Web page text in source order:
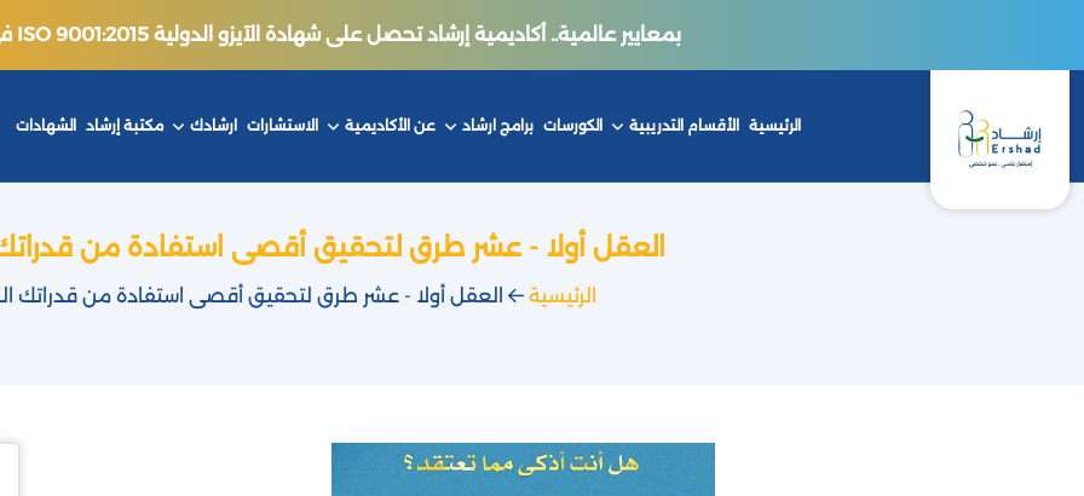
بمعايير عالمية.. أكاديمية إرشاد تحصل على شهادة الآيزو الدولية ISO 9001:2015 في جودة التدريب.
الرئيسية الأقسام التدريبية الكورسات برامج ارشاد عن الأكاديمية الاستشارات ارشادك مكتبة إرشاد الشهادات
العقل أولا - عشر طرق لتحقيق أقصى استفادة من
الرئيسية العقل أولا - عشر طرق لتحقيق أقصى استفادة من قدراتك